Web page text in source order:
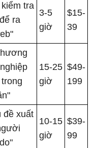
tra
ra
3-5
giờ
$15-
39
15-25
giờ
$49-
199
đề xuất
10-15
giờ
$39-
99